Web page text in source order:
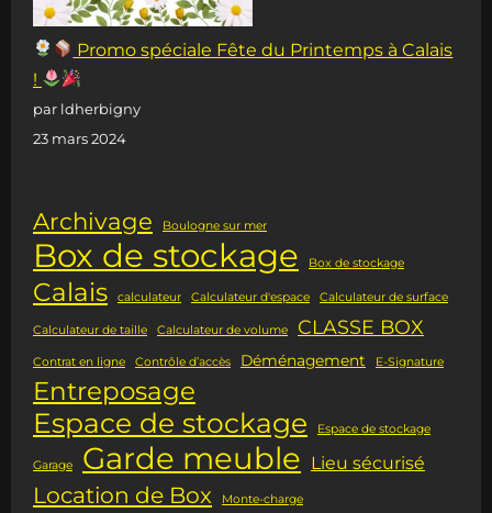
Promo spéciale Fête du Printemps à Calais
!
par ldherbigny
23 mars 2024
Archivage Boulogne sur mer
Box de stockage Box de stockage
Calais calculateur Calculateur d'espace Calculateur de surface
Calculateur de taille Calculateur de volume CLASSE BOX
Contrat en ligne Contrôle d’accès Déménagement E-Signature
Entreposage
Espace de stockage Espace de stockage
Garage Garde meuble Lieu sécurisé
Location de Box Monte-charge